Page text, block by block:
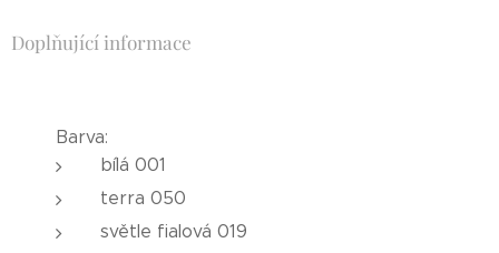
Doplňující informace
Barva:
bílá 001
terra 050
světle fialová 019